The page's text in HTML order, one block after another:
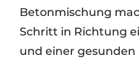
Betonmischung
Schritt in Richtung
und einer